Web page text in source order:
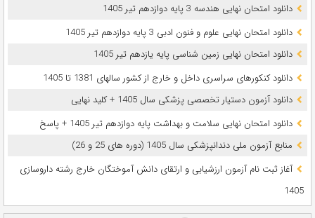
دانلود امتحان نهایی هندسه 3 پایه دوازدهم تیر 1405
دانلود امتحان نهایی علوم و فنون ادبی 3 پایه دوازدهم تیر 1405
دانلود امتحان نهایی زمین شناسی پایه یازدهم تیر 1405
دانلود کنکورهای سراسری داخل و خارج از کشور سالهای 1381 تا 1405
دانلود آزمون دستیار تخصصی پزشکی سال 1405 + کلید نهایی
دانلود امتحان نهایی سلامت و بهداشت پایه دوازدهم تیر 1405 + پاسخ
ﻣﻨﺎﺑﻊ آزﻣﻮن ﻣﻠﯽ دندانپزشکی سال 1405 (دوره های 25 و 26)
آغاز ثبت نام آزمون‌ ارزشیابی و ارتقای دانش آموختگان خارج رشته داروسازی
1405